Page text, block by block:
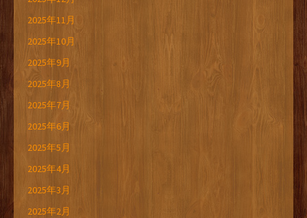
2025年11月
2025年10月
2025年9月
2025年8月
2025年7月
2025年6月
2025年5月
2025年4月
2025年3月
2025年2月